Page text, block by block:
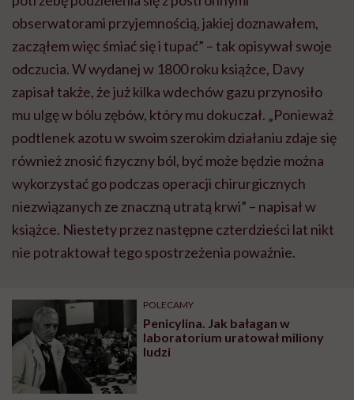
obserwatorami przyjemnością, jakiej doznawałem,
zacząłem więc śmiać się i tupać” – tak opisywał swoje
odczucia. W wydanej w 1800 roku książce, Davy
zapisał także, że już kilka wdechów gazu przynosiło
mu ulgę w bólu zębów, który mu dokuczał. „Ponieważ
podtlenek azotu w swoim szerokim działaniu zdaje się
również znosić fizyczny ból, być może będzie można
wykorzystać go podczas operacji chirurgicznych
niezwiązanych ze znaczną utratą krwi” – napisał w
książce. Niestety przez następne czterdzieści lat nikt
nie potraktował tego spostrzeżenia poważnie.
POLECAMY
Penicylina. Jak bałagan w
laboratorium uratował miliony
ludzi